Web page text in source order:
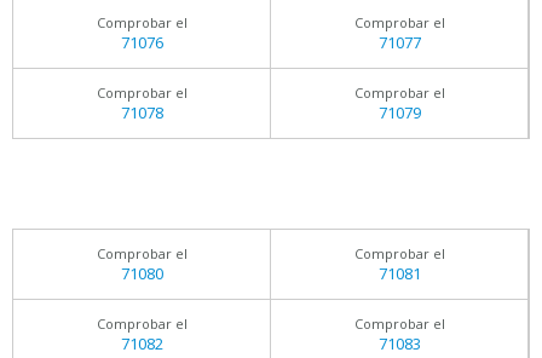
Comprobar el
71076
Comprobar el
71077
Comprobar el
71078
Comprobar el
71079
Comprobar el
71080
Comprobar el
71081
Comprobar el
71082
Comprobar el
71083